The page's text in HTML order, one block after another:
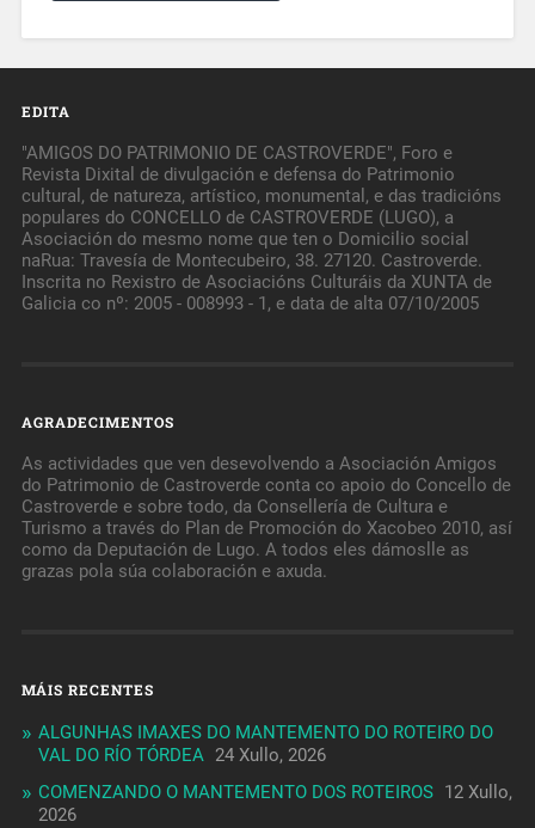
EDITA
"AMIGOS DO PATRIMONIO DE CASTROVERDE", Foro e
Revista Dixital de divulgación e defensa do Patrimonio
cultural, de natureza, artístico, monumental, e das tradicións
populares do CONCELLO de CASTROVERDE (LUGO), a
Asociación do mesmo nome que ten o Domicilio social
naRua: Travesía de Montecubeiro, 38. 27120. Castroverde.
Inscrita no Rexistro de Asociacións Culturáis da XUNTA de
Galicia co nº: 2005 - 008993 - 1, e data de alta 07/10/2005
AGRADECIMENTOS
As actividades que ven desevolvendo a Asociación Amigos
do Patrimonio de Castroverde conta co apoio do Concello de
Castroverde e sobre todo, da Consellería de Cultura e
Turismo a través do Plan de Promoción do Xacobeo 2010, así
como da Deputación de Lugo. A todos eles dámoslle as
grazas pola súa colaboración e axuda.
MÁIS RECENTES
ALGUNHAS IMAXES DO MANTEMENTO DO ROTEIRO DO
VAL DO RÍO TÓRDEA 24 Xullo, 2026
COMENZANDO O MANTEMENTO DOS ROTEIROS 12 Xullo,
2026